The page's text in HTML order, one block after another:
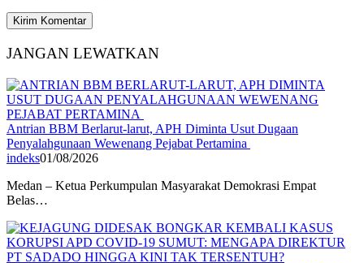
JANGAN LEWATKAN
Antrian BBM Berlarut-larut, APH Diminta Usut Dugaan
Penyalahgunaan Wewenang Pejabat Pertamina
indeks01/08/2026
Medan – Ketua Perkumpulan Masyarakat Demokrasi Empat
Belas…